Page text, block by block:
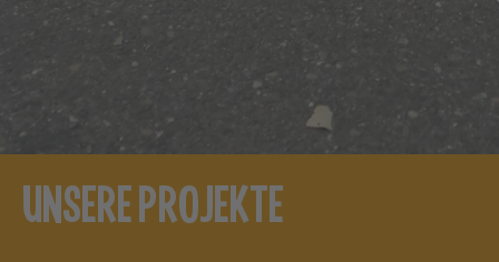
UNSERE PROJEKTE